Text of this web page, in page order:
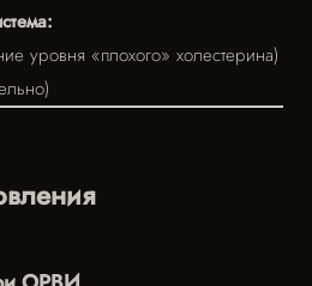
уровня «плохого» холестерина)